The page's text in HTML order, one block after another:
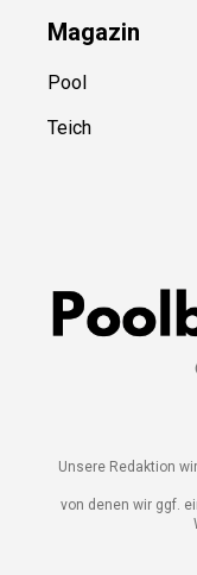
Magazin
Pool
Teich
Unsere Redaktion
von denen wir ggf.